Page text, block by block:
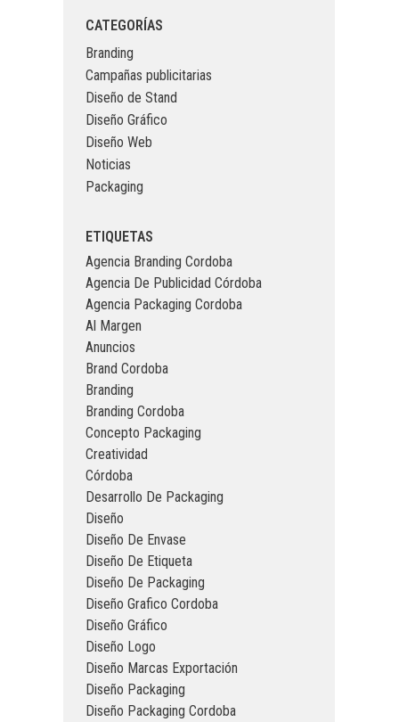
CATEGORÍAS
Branding
Campañas publicitarias
Diseño de Stand
Diseño Gráfico
Diseño Web
Noticias
Packaging
ETIQUETAS
Agencia Branding Cordoba
Agencia De Publicidad Córdoba
Agencia Packaging Cordoba
Al Margen
Anuncios
Brand Cordoba
Branding
Branding Cordoba
Concepto Packaging
Creatividad
Córdoba
Desarrollo De Packaging
Diseño
Diseño De Envase
Diseño De Etiqueta
Diseño De Packaging
Diseño Grafico Cordoba
Diseño Gráfico
Diseño Logo
Diseño Marcas Exportación
Diseño Packaging
Diseño Packaging Cordoba